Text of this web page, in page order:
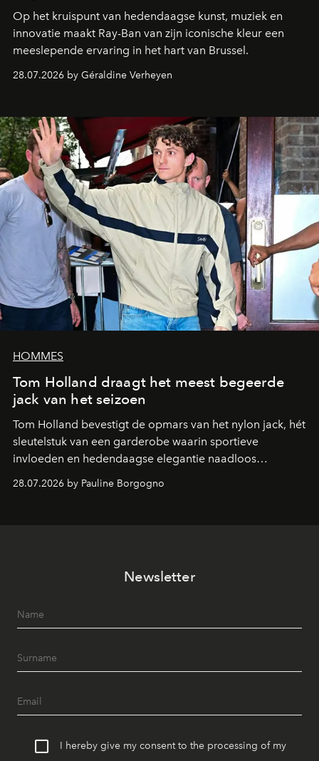
Op het kruispunt van hedendaagse kunst, muziek en
innovatie maakt Ray-Ban van zijn iconische kleur een
meeslepende ervaring in het hart van Brussel.
28.07.2026 by Géraldine Verheyen
HOMMES
Tom Holland draagt het meest begeerde
jack van het seizoen
Tom Holland bevestigt de opmars van het nylon jack, hét
sleutelstuk van een garderobe waarin sportieve
invloeden en hedendaagse elegantie naadloos
28.07.2026 by Pauline Borgogno
Newsletter
I hereby give my consent to the processing of my